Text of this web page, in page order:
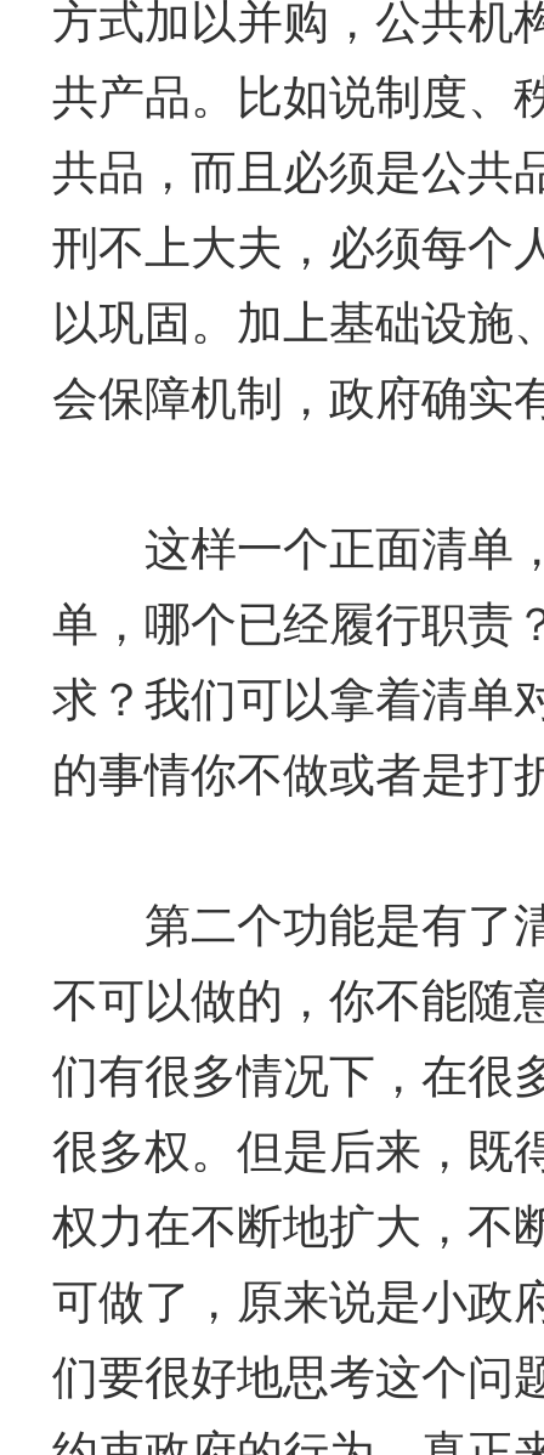
方式加以并购，公共机
共产品。比如说制度、
共品，而且必须是公共
刑不上大夫，必须每个
以巩固。加上基础设施
会保障机制，政府确实
这样一个正面清单
单，哪个已经履行职责
求？我们可以拿着清单
的事情你不做或者是打
第二个功能是有了
不可以做的，你不能随
们有很多情况下，在很
很多权。但是后来，既
权力在不断地扩大，不
可做了，原来说是小政
们要很好地思考这个问